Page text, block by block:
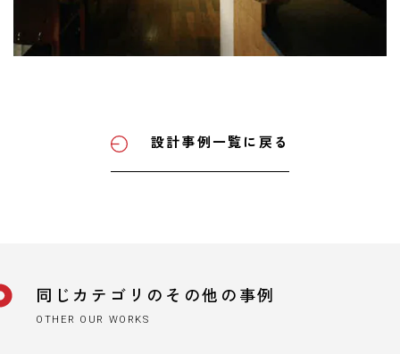
設計事例一覧に戻る
同じカテゴリのその他の事例
OTHER OUR WORKS